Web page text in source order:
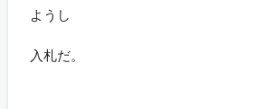
ようし
入札だ。